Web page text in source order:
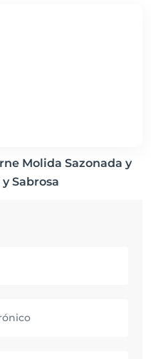
Molida Sazonada y
Sabrosa